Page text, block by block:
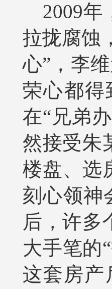
2009
拉拢腐蚀
心”，李
荣心都得
在“兄弟
然接受朱
楼盘、选
刻心领神
后，许多
大手笔的
这套房产